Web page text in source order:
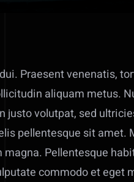
Praesent venenatis,
aliquam metus.
justo volutpat, sed
pellentesque sit amet.
Pellentesque
commodo et eget